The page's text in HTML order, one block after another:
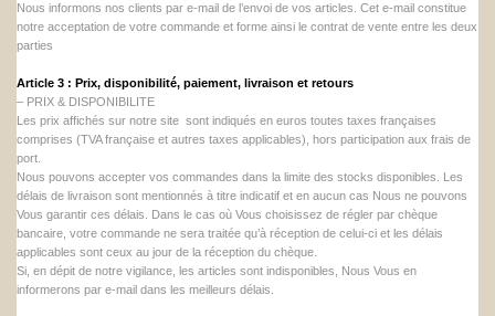
Nous informons nos clients par e-mail de l’envoi de vos articles. Cet e-mail constitue
notre acceptation de votre commande et forme ainsi le contrat de vente entre les deux
parties
Article 3 : Prix, disponibilité, paiement, livraison et retours
– PRIX & DISPONIBILITE
Les prix affichés sur notre site sont indiqués en euros toutes taxes françaises
comprises (TVA française et autres taxes applicables), hors participation aux frais de
port.
Nous pouvons accepter vos commandes dans la limite des stocks disponibles. Les
délais de livraison sont mentionnés à titre indicatif et en aucun cas Nous ne pouvons
Vous garantir ces délais. Dans le cas où Vous choisissez de régler par chèque
bancaire, votre commande ne sera traitée qu’à réception de celui-ci et les délais
applicables sont ceux au jour de la réception du chèque.
Si, en dépit de notre vigilance, les articles sont indisponibles, Nous Vous en
informerons par e-mail dans les meilleurs délais.